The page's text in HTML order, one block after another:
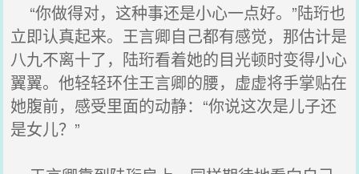
“你做得对，这种事还是小心一点好。”陆珩也
立即认真起来。王言卿自己都有感觉，那估计是
八九不离十了，陆珩看着她的目光顿时变得小心
翼翼。他轻轻环住王言卿的腰，虚虚将手掌贴在
她腹前，感受里面的动静：“你说这次是儿子还
是女儿？”